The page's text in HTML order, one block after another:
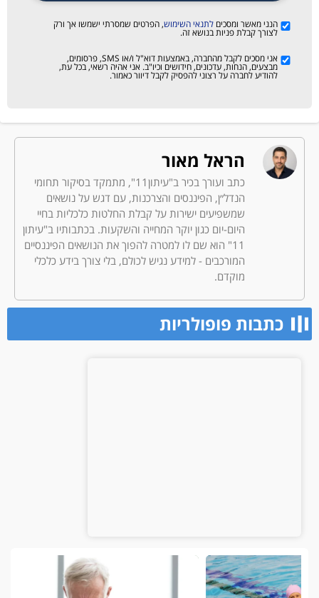
הנני מאשר ומסכיםלתנאי השימוש, הפרטים שמסרתי ישמשו אך ורק
לצורך קבלת פניות בנושא זה.
אני מסכים לקבל מהחברה, באמצעות דוא"ל ו/או SMS, פרסומים,
מבצעים, הנחות, עדכונים, חידושים וכיו"ב. אני אהיה רשאי, בכל עת,
להודיע לחברה על רצוני להפסיק לקבל דיוור כאמור.
הראל מאור
כתב ועורך בכיר ב"עיתון11", מתמקד בסיקור תחומי
הנדל״ן, הפיננסים והצרכנות, עם דגש על נושאים
שמשפיעים ישירות על קבלת החלטות כלכליות בחיי
היום-יום כגון יוקר המחייה והשקעות. בכתבותיו ב"עיתון
11" הוא שם לו למטרה להפוך את הנושאים הפיננסיים
המורכבים - למידע נגיש לכולם, בלי צורך בידע כלכלי
מוקדם.
כתבות פופולריות​